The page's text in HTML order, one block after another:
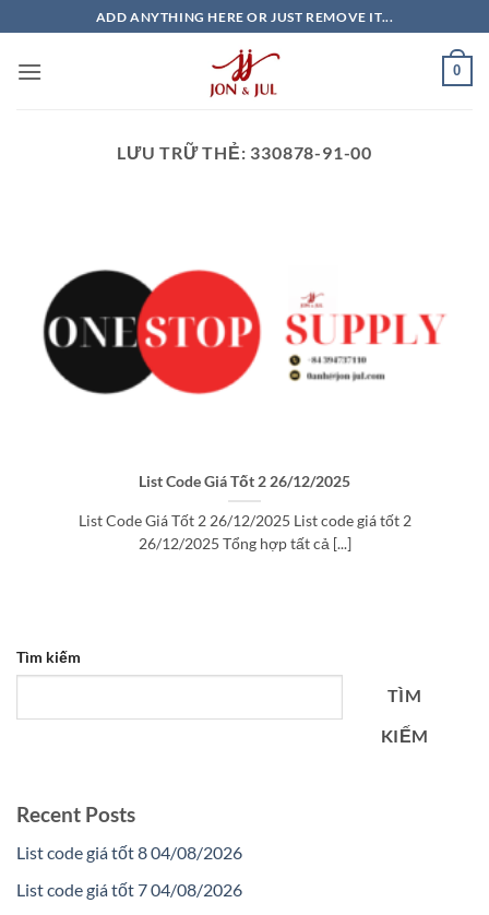
qua
nội
ADD ANYTHING HERE OR JUST REMOVE IT...
0
LƯU TRỮ THẺ: 330878-91-00
List Code Giá Tốt 2 26/12/2025
List Code Giá Tốt 2 26/12/2025 List code giá tốt 2
26/12/2025 Tổng hợp tất cả [...]
Tìm kiếm
TÌM
KIẾM
Recent Posts
List code giá tốt 8 04/08/2026
List code giá tốt 7 04/08/2026